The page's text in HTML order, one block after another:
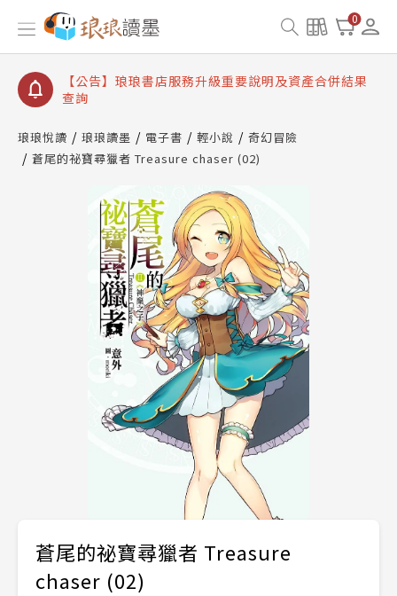
0
【公告】琅琅讀墨書櫃開通常見問題
【公告】琅琅讀墨 3 分鐘完成書櫃開通與資產合併申
【公告】琅琅書店服務升級重要說明及資產合併結果
查詢
琅琅悅讀 琅琅讀墨 電子書 輕小說
奇幻冒險
蒼尾的祕寶尋獵者 Treasure chaser (02)
蒼尾的祕寶尋獵者 Treasure
chaser (02)